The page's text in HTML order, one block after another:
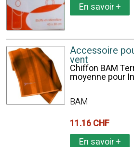
En savoir+
Accessoire
vent
Chiffon BAM
moyenne pour
BAM
11.16 CHF
En savoir+